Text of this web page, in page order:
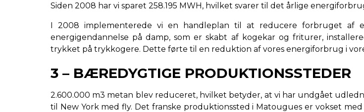
Siden 2008 har vi sparet 258.195 MWH, hvilket svarer til det årlige
I 2008 implementerede vi en handleplan til at reducere forbruget af
energigendannelse på damp, som er skabt af kogekar og friturer,
trykket på trykkogere. Dette førte til en reduktion af vores energiforbrug i
3 – BÆREDYGTIGE PRODUKTIONSSTEDER
2.600.000 m3 metan blev reduceret, hvilket betyder, at vi har undgået
til New York med fly. Det franske produktionssted i Matougues er vokset